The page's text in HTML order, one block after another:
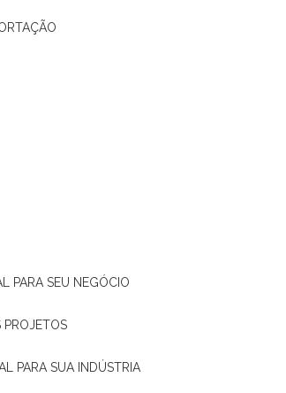
PARA SEU NEGÓCIO
PROJETOS
PARA SUA INDÚSTRIA